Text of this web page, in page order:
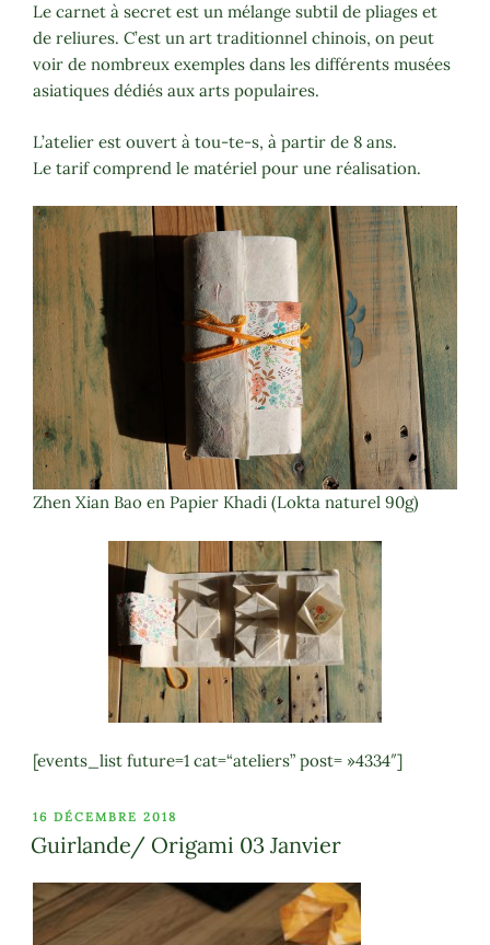
Le carnet à secret est un mélange subtil de pliages et
de reliures. C’est un art traditionnel chinois, on peut
voir de nombreux exemples dans les différents musées
asiatiques dédiés aux arts populaires.
L’atelier est ouvert à tou-te-s, à partir de 8 ans.
Le tarif comprend le matériel pour une réalisation.
Zhen Xian Bao en Papier Khadi (Lokta naturel 90g)
[events_list future=1 cat=“ateliers” post= »4334″]
PUBLIÉ
LE
16 DÉCEMBRE 2018
Guirlande/ Origami 03 Janvier